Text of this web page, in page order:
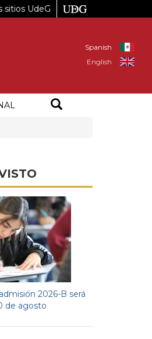
sitios UdeG
Spanish
English
2026-B será
de agosto